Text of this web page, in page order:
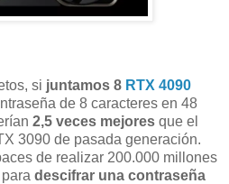
si juntamos 8 RTX 4090
de 8 caracteres en 48
2,5 veces mejores que el
3090 de pasada generación.
de realizar 200.000 millones
descifrar una contraseña